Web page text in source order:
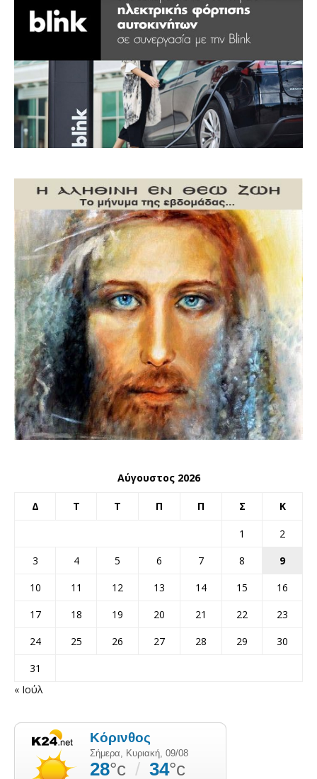
Αύγουστος 2026
Δ Τ Τ Π Π Σ Κ
1
2
3
4 5 6 7 8
9
10
11 12 13 14 15
16
17
18 19 20 21 22
23
24
25 26 27 28 29
30
31
« Ιούλ